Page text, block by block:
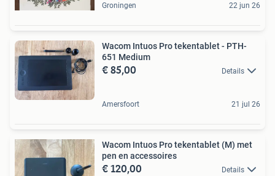
Groningen 22 jun 26
Wacom Intuos Pro tekentablet - PTH-
651 Medium
€ 85,00 Details
Amersfoort 21 jul 26
Wacom Intuos Pro tekentablet (M) met
pen en accessoires
€ 120,00 Details